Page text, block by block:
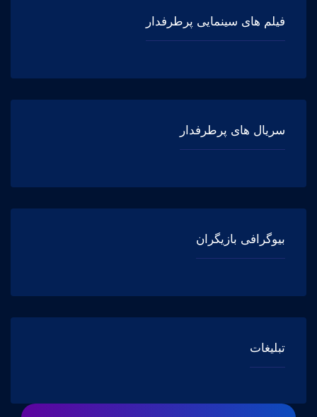
فیلم های سینمایی پرطرفدار
سریال های پرطرفدار
بیوگرافی بازیگران
تبلیغات